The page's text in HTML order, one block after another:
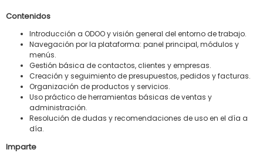
Contenidos
Introducción a ODOO y visión general del entorno de trabajo.
Navegación por la plataforma: panel principal, módulos y
menús.
Gestión básica de contactos, clientes y empresas.
Creación y seguimiento de presupuestos, pedidos y facturas.
Organización de productos y servicios.
Uso práctico de herramientas básicas de ventas y
administración.
Resolución de dudas y recomendaciones de uso en el día a
día.
Imparte